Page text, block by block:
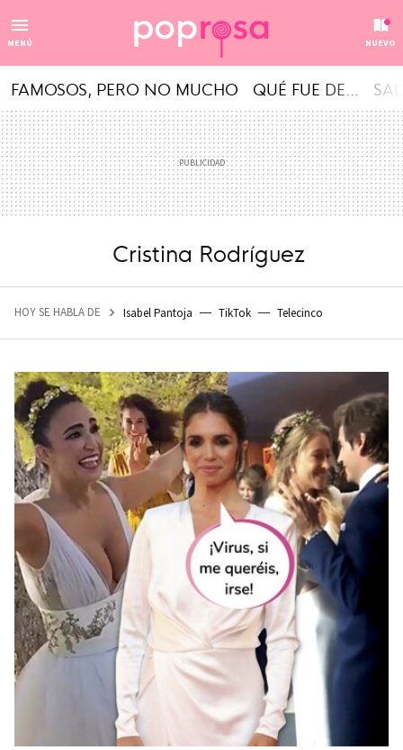
MENÚ NUEVO
FAMOSOS, PERO NO MUCHO QUÉ FUE DE...
Cristina Rodríguez
HOY SE HABLA DE Isabel Pantoja TikTok Telecinco